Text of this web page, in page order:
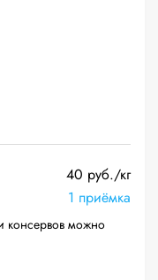
40 руб./кг
1 приёмка
консервов можно